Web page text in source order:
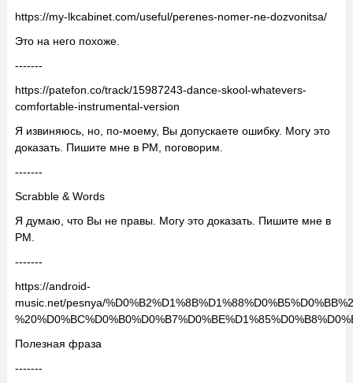
https://my-lkcabinet.com/useful/perenes-nomer-ne-dozvonitsa/
Это на него похоже.
-------
https://patefon.co/track/15987243-dance-skool-whatevers-
comfortable-instrumental-version
Я извиняюсь, но, по-моему, Вы допускаете ошибку. Могу это
доказать. Пишите мне в PM, поговорим.
-------
Scrabble & Words
Я думаю, что Вы не правы. Могу это доказать. Пишите мне в
PM.
-------
https://android-
music.net/pesnya/
Полезная фраза
-------